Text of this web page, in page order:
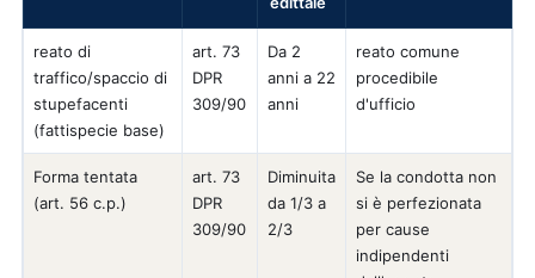
reato di
traffico/spaccio di
stupefacenti
(fattispecie base)
art. 73
DPR
309/90
Da 2
anni a 22
anni
reato comune
procedibile
d'ufficio
Forma tentata
(art. 56 c.p.)
art. 73
DPR
309/90
Diminuita
da 1/3 a
2/3
Se la condotta non
si è perfezionata
per cause
indipendenti